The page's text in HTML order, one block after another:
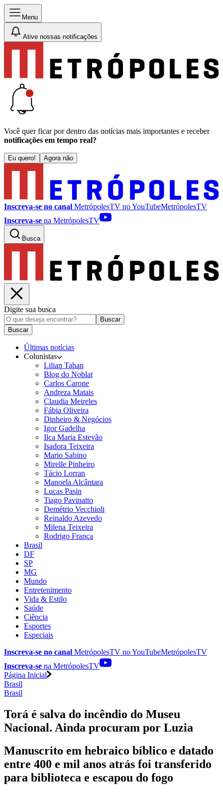
Menu
Ative nossas notificações
Você quer ficar por dentro das notícias mais importantes e receber
notificações em tempo real?
Eu quero! Agora não
Inscreva-se no canal MetrópolesTV noYouTubeMetrópolesTV
Inscreva-se na MetrópolesTV
Busca
Digite sua busca
Buscar
Buscar
Últimas notícias
Colunistas
Lilian Tahan
Blog do Noblat
Carlos Carone
Andreza Matais
Claudia Meireles
Fábia Oliveira
Dinheiro & Negócios
Igor Gadelha
Ilca Maria Estevão
Isadora Teixeira
Mario Sabino
Mirelle Pinheiro
Tácio Lorran
Manoela Alcântara
Lucas Pasin
Tiago Pavinatto
Demétrio Vecchioli
Reinaldo Azevedo
Milena Teixeira
Rodrigo França
Brasil
DF
SP
MG
Mundo
Entretenimento
Vida & Estilo
Saúde
Ciência
Esportes
Especiais
Inscreva-se no canal MetrópolesTV noYouTubeMetrópolesTV
Inscreva-se na MetrópolesTV
Página Inicial
Brasil
Brasil
Torá é salva do incêndio do Museu
Nacional. Ainda procuram por Luzia
Manuscrito em hebraico bíblico e datado
entre 400 e mil anos atrás foi transferido
para biblioteca e escapou do fogo